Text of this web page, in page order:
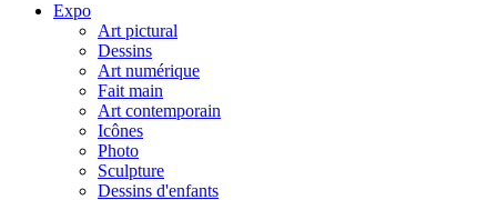
Expo
Art pictural
Dessins
Art numérique
Fait main
Art contemporain
Icônes
Photo
Sculpture
Dessins d'enfants